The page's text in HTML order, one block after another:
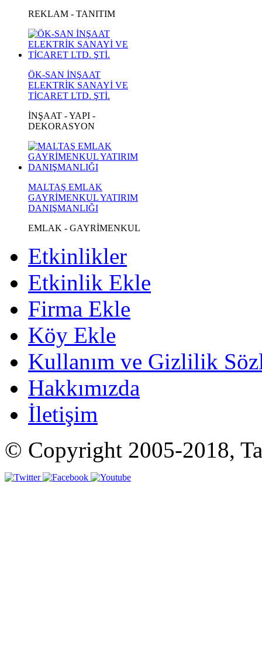
REKLAM - TANITIM
ÖK-SAN İNŞAAT
ELEKTRİK SANAYİ VE
TİCARET LTD. ŞTİ.
İNŞAAT - YAPI -
DEKORASYON
MALTAŞ EMLAK
GAYRİMENKUL YATIRIM
DANIŞMANLIĞI
EMLAK - GAYRİMENKUL
Etkinlikler
Etkinlik Ekle
Firma Ekle
Köy Ekle
Kullanım ve Gizlilik
Hakkımızda
İletişim
© Copyright 2005-2018,